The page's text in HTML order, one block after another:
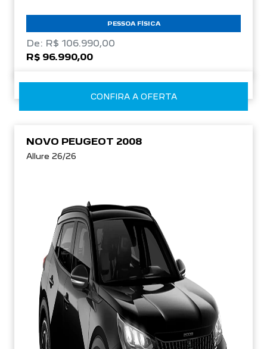
PESSOA FÍSICA
De: R$ 106.990,00
R$ 96.990,00
CONFIRA A OFERTA
NOVO PEUGEOT 2008
Allure 26/26